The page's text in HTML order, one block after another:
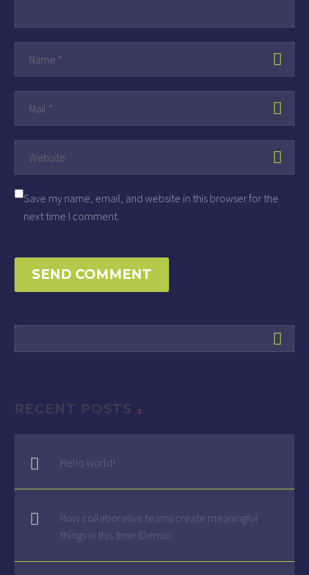
Save my name, email, and website in this browser for the
next time I comment.
SEND COMMENT
RECENT POSTS
Hello world!
How collaborative teams create meaningful
things in this time (Demo)